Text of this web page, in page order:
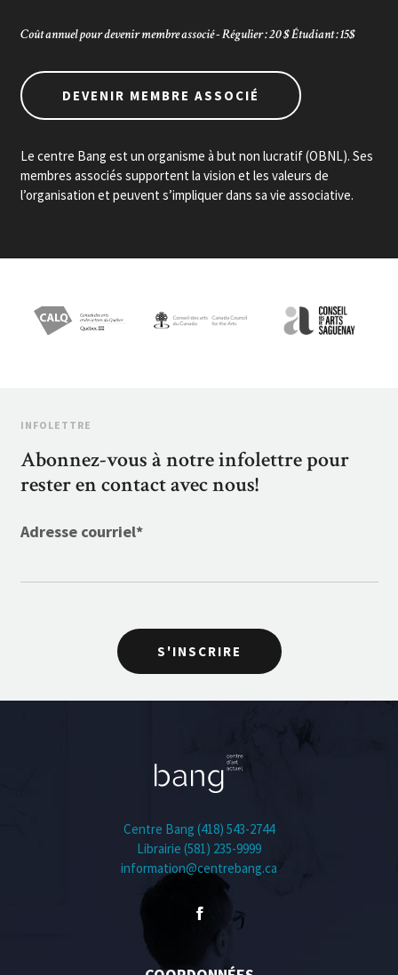
Coût annuel pour devenir membre associé - Régulier : 20 $ Étudiant : 15$
DEVENIR MEMBRE ASSOCIÉ
Le centre Bang est un organisme à but non lucratif (OBNL). Ses
membres associés supportent la vision et les valeurs de
l’organisation et peuvent s’impliquer dans sa vie associative.
INFOLETTRE
Abonnez-vous à notre infolettre pour
rester en contact avec nous!
Adresse courriel*
Centre Bang (418) 543-2744
Librairie (581) 235-9999
information@centrebang.ca